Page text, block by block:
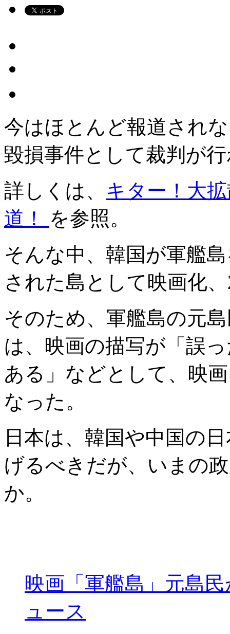
今はほとんど報道され
毀損事件として裁判が
詳しくは、 キター！大
道！ を参照。
そんな中、韓国が軍艦
された島として映画化
そのため、軍艦島の元
は、映画の描写が「誤
ある」などとして、映
なった。
日本は、韓国や中国の
げるべきだが、いまの
か。
映画「軍艦島」元島
ュース